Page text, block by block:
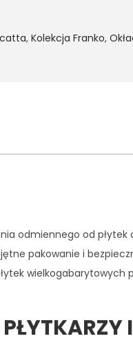
, Kolekcja Franko,
odmiennego od
pakowanie i
wielkogabarytowych
I